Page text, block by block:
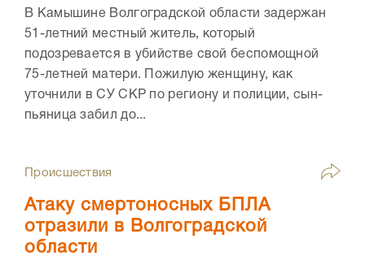
В Камышине Волгоградской области задержан
51-летний местный житель, который
подозревается в убийстве свой беспомощной
75-летней матери. Пожилую женщину, как
уточнили в СУ СКР по региону и полиции, сын-
пьяница забил до...
Происшествия
Атаку смертоносных БПЛА
отразили в Волгоградской
области